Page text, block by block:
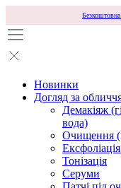
Безкоштовна
Новинки
Догляд за
Демакіяж
вода)
Очищення
Тонізація
Серуми